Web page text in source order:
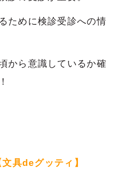
ために検診受診への情
から意識しているか確
文具deグッティ 】